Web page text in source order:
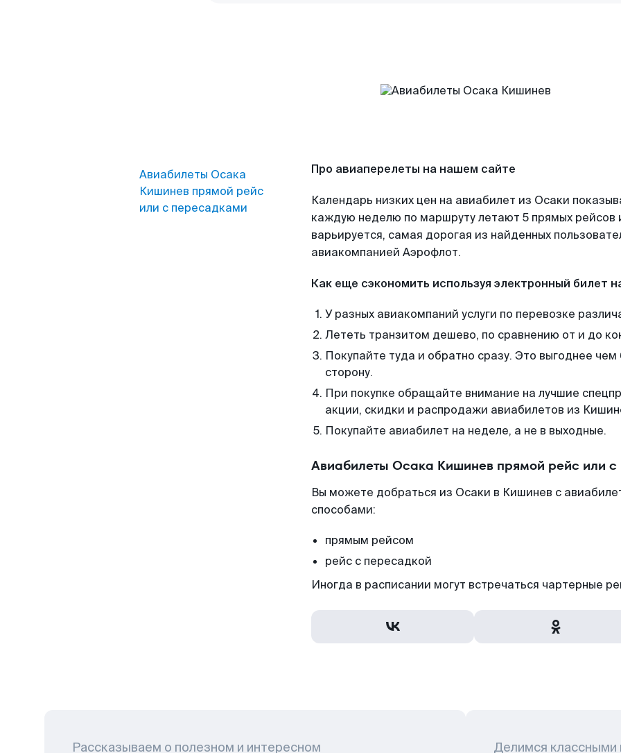
Авиабилеты Осака
Кишинев прямой рейс
или с пересадками
Про авиаперелеты на нашем сайте
Календарь низких цен на авиабилет из Осаки
каждую неделю по маршруту летают 5 прямых рейсов
варьируется, самая дорогая из найденных
авиакомпанией Аэрофлот.
Как еще сэкономить используя электронный билет
У разных авиакомпаний услуги по перевозке
Лететь транзитом дешево, по сравнению от и до
Покупайте туда и обратно сразу. Это выгоднее
сторону.
При покупке обращайте внимание на лучшие
акции, скидки и распродажи авиабилетов из
Покупайте авиабилет на неделе, а не в выходные.
Авиабилеты Осака Кишинев прямой рейс или
Вы можете добраться из Осаки в Кишинев с
способами:
прямым рейсом
рейс с пересадкой
Иногда в расписании могут встречаться чартерные
Рассказываем о полезном и интересном Делимся классными